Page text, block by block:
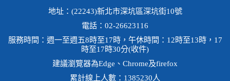
地址：(22243)新北市深坑區深坑街10號
電話：02-26623116
服務時間：週一至週五8時至17時，午休時間：12時至13時，17
時至17時30分(收件)
建議瀏覽器為Edge、Chrome及firefox
累計線上人數：1385230人